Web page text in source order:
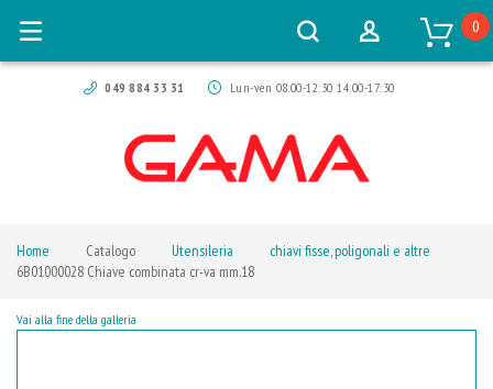
049 884 33 31 Lun-ven 08:00-12:30 14:00-17:30
0
Home Catalogo Utensileria
chiavi fisse, poligonali e altre
6B01000028 Chiave combinata cr-va mm.18
Vai alla fine della galleria